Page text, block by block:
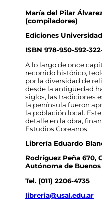
María del Pilar
(compiladores)
Ediciones
ISBN 978-950-592-
A lo largo de once
recorrido histórico,
por la diversidad de
desde la antigüedad
siglos, las tradiciones
la península fueron
la población local.
detalle en la obra,
Estudios Coreanos.
Librería Eduardo
Rodríguez Peña 670,
Autónoma de Buenos
Tel. (011) 2206-4735
libreria@usal.edu.ar